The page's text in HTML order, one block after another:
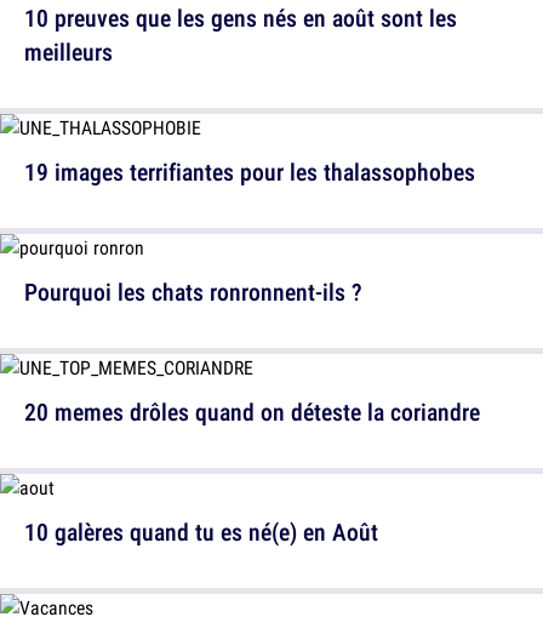
10 preuves que les gens nés en août sont les
meilleurs
Pourquoi les chats ronronnent-ils ?
10 galères quand tu es né(e) en Août
19 images terrifiantes pour les thalassophobes
20 memes drôles quand on déteste la coriandre